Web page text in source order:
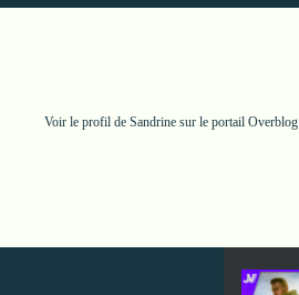
Voir le profil de Sandrinesur le portail Overblog